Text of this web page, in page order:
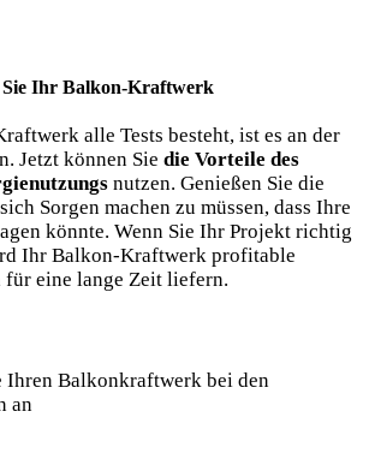
Sie Ihr Balkon-Kraftwerk
alle Tests besteht, ist es an der
​Jetzt können Sie​ die Vorteile des
nutzen. Genießen Sie die
Sorgen machen zu müssen, ⁤dass​ Ihre
könnte. Wenn⁤ Sie Ihr‍ Projekt richtig
Ihr Balkon-Kraftwerk profitable⁣
⁤eine ‌lange Zeit liefern.